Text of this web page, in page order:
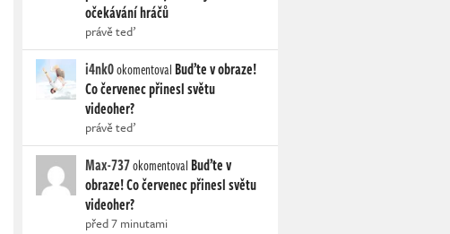
očekávání hráčů
právě teď
i4nk0okomentoval Buďte v obraze!
Co červenec přinesl světu
videoher?
právě teď
Max-737okomentoval Buďte v
obraze! Co červenec přinesl světu
videoher?
před 7 minutami